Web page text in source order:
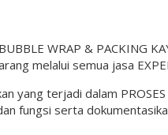
WRAP & PACKING
melalui semua jasa
yang terjadi dalam
fungsi serta